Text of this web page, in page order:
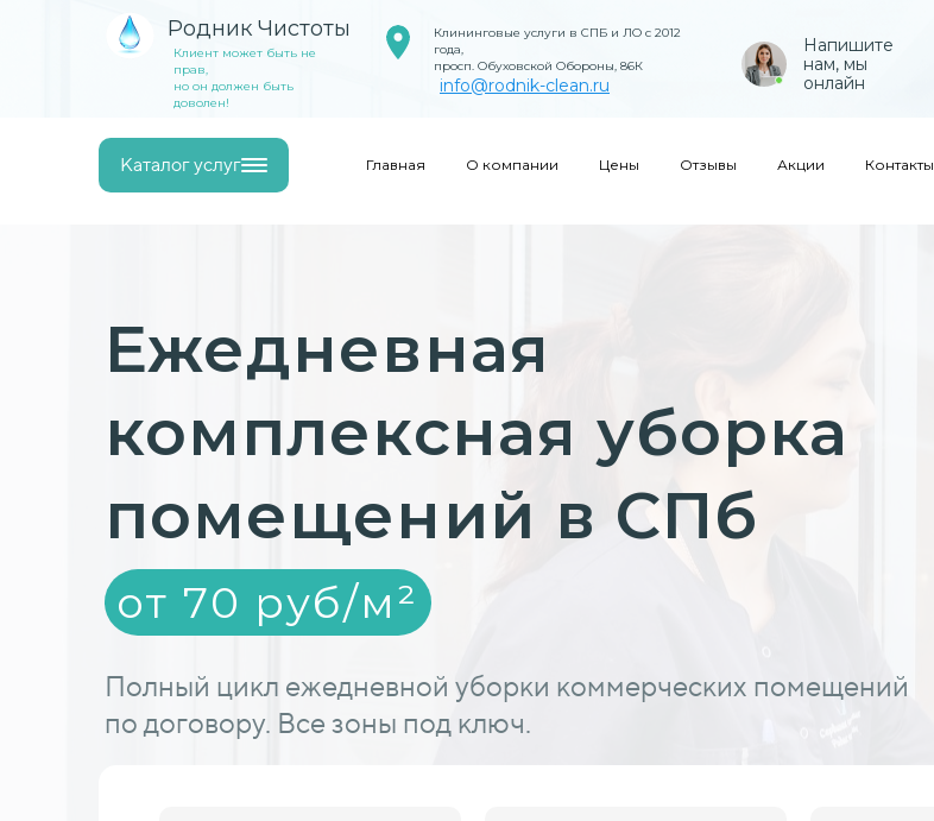
Родник Чистоты
Клиент может быть не
прав,
но он должен быть
доволен!
Клининговые услуги в СПБ и ЛО с 2012
года,
просп. Обуховской Обороны, 86К
info@rodnik-clean.ru
Напишите
нам, мы
онлайн
Каталог услуг Главная О компании Цены Отзывы Акции Контакты
Ежедневная
комплексная уборка
помещений в СПб
от 70 руб/м²
Полный цикл ежедневной уборки коммерческих помещений
по договору. Все зоны под ключ.